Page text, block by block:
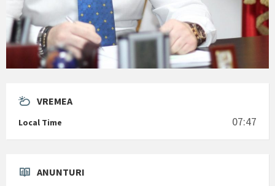
VREMEA
Local Time 07:47
ANUNTURI